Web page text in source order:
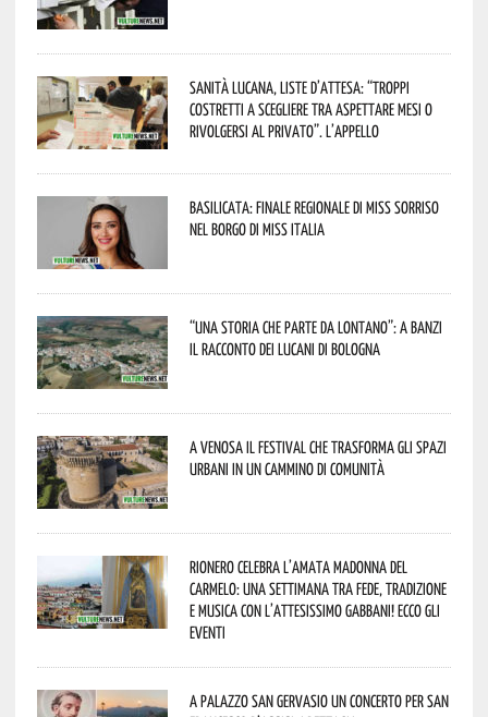
Sanità lucana, liste d’attesa: “Troppi
costretti a scegliere tra aspettare mesi o
rivolgersi al privato”. L’appello
Basilicata: finale regionale di Miss Sorriso
nel borgo di Miss Italia
“Una storia che parte da lontano”: a Banzi
il racconto dei Lucani di Bologna
A Venosa il festival che trasforma gli spazi
urbani in un cammino di comunità
Rionero celebra l’amata Madonna del
Carmelo: una settimana tra fede, tradizione
e musica con l’attesissimo Gabbani! Ecco gli
eventi
A Palazzo San Gervasio un concerto per San